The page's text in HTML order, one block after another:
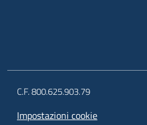
C.F. 800.625.903.79
Impostazioni cookie